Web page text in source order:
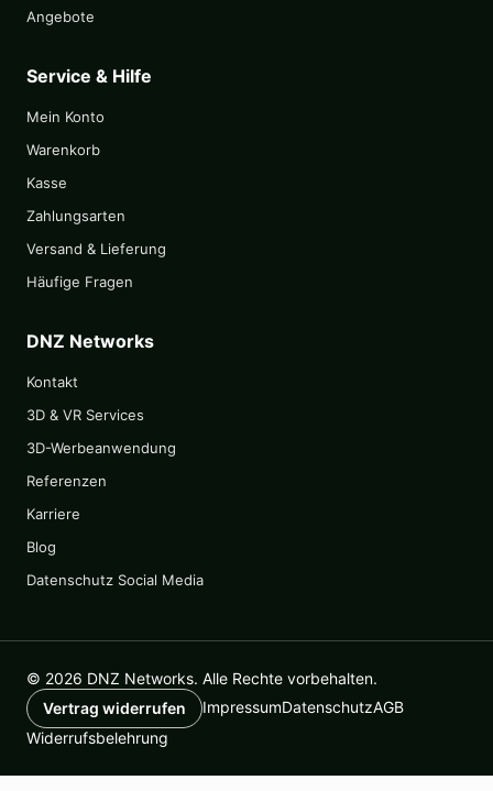
Angebote
Service & Hilfe
Mein Konto
Warenkorb
Kasse
Zahlungsarten
Versand & Lieferung
Häufige Fragen
DNZ Networks
Kontakt
3D & VR Services
3D-Werbeanwendung
Referenzen
Karriere
Blog
Datenschutz Social Media
© 2026 DNZ Networks. Alle Rechte vorbehalten.
Vertrag widerrufen
ImpressumDatenschutzAGB
Widerrufsbelehrung